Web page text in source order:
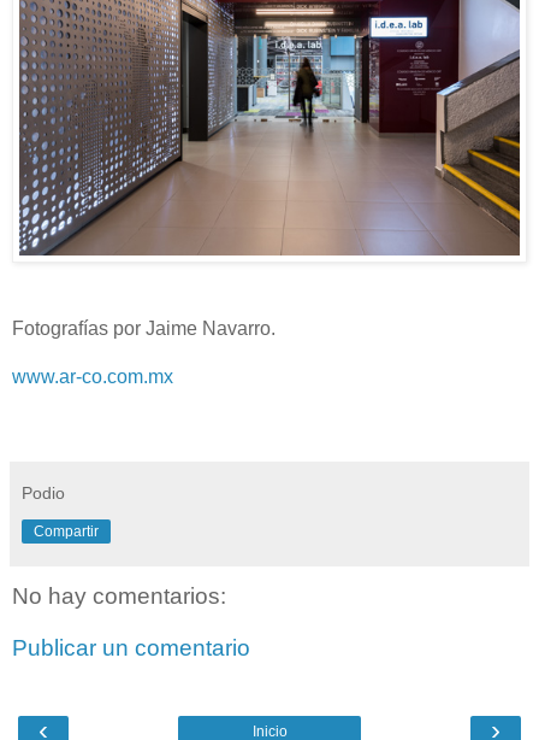
Fotografías por Jaime Navarro.
www.ar-co.com.mx
Podio
Compartir
No hay comentarios:
Publicar un comentario
‹ ›
Inicio